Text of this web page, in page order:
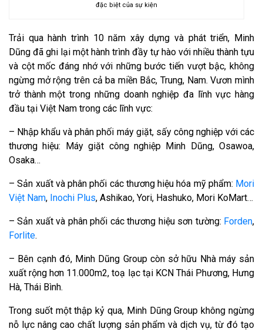
đặc biệt của sự kiện
Trải qua hành trình 10 năm xây dựng và phát triển, Minh
Dũng đã ghi lại một hành trình đầy tự hào với nhiều thành tựu
và cột mốc đáng nhớ với những bước tiến vượt bậc, không
ngừng mở rộng trên cả ba miền Bắc, Trung, Nam. Vươn mình
trở thành một trong những doanh nghiệp đa lĩnh vực hàng
đầu tại Việt Nam trong các lĩnh vực:
– Nhập khẩu và phân phối máy giặt, sấy công nghiệp với các
thương hiệu: Máy giặt công nghiệp Minh Dũng, Osawoa,
Osaka…
– Sản xuất và phân phối các thương hiệu hóa mỹ phẩm: Mori
Việt Nam, Inochi Plus, Ashikao, Yori, Hashuko, Mori KoMart…
– Sản xuất và phân phối các thương hiệu sơn tường: Forden,
Forlite.
– Bên cạnh đó, Minh Dũng Group còn sở hữu Nhà máy sản
xuất rộng hơn 11.000m2, toạ lạc tại KCN Thái Phương, Hưng
Hà, Thái Bình.
Trong suốt một thập kỷ qua, Minh Dũng Group không ngừng
nỗ lực nâng cao chất lượng sản phẩm và dịch vụ, từ đó tạo